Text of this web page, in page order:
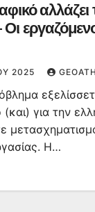
2025
για την
Η…